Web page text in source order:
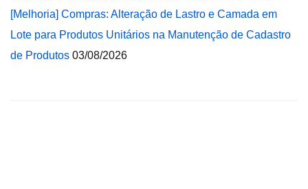
[Melhoria] Compras: Alteração de Lastro e Camada em
Lote para Produtos Unitários na Manutenção de Cadastro
de Produtos 03/08/2026